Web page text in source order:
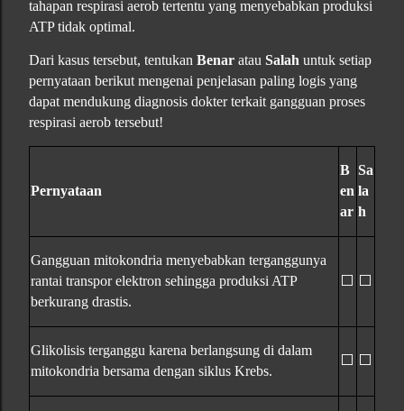
tahapan respirasi aerob tertentu yang menyebabkan produksi
ATP tidak optimal.
Dari kasus tersebut, tentukan Benar atau Salah untuk setiap
pernyataan berikut mengenai penjelasan paling logis yang
dapat mendukung diagnosis dokter terkait gangguan proses
respirasi aerob tersebut!
Pernyataan
B
en
ar
Sa
la
h
Gangguan mitokondria menyebabkan terganggunya
rantai transpor elektron sehingga produksi ATP
berkurang drastis.
⬜ ⬜
Glikolisis terganggu karena berlangsung di dalam
mitokondria bersama dengan siklus Krebs.
⬜ ⬜